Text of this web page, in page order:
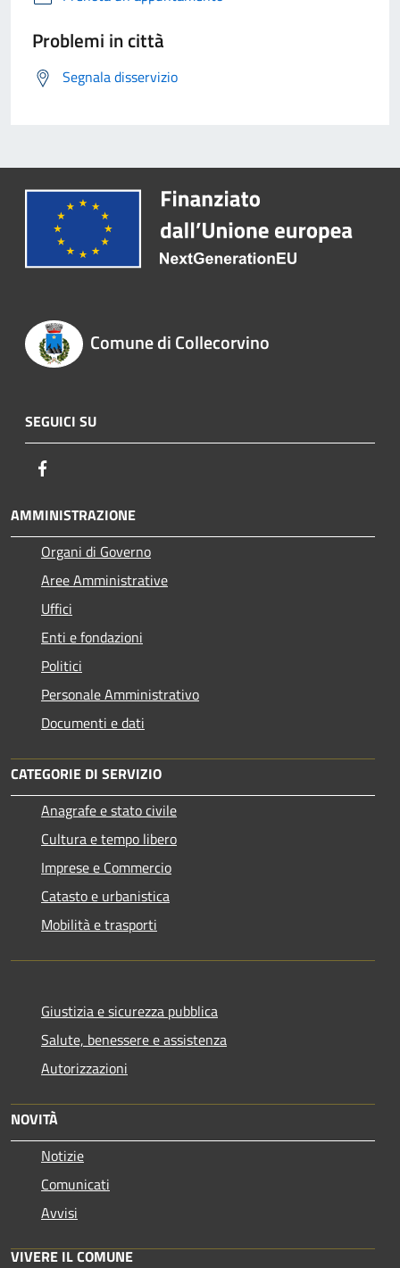
Problemi in città
Segnala disservizio
Comune di Collecorvino
SEGUICI SU
AMMINISTRAZIONE
Organi di Governo
Aree Amministrative
Uffici
Enti e fondazioni
Politici
Personale Amministrativo
Documenti e dati
CATEGORIE DI SERVIZIO
Anagrafe e stato civile
Cultura e tempo libero
Imprese e Commercio
Catasto e urbanistica
Mobilità e trasporti
Giustizia e sicurezza pubblica
Salute, benessere e assistenza
Autorizzazioni
NOVITÀ
Notizie
Comunicati
Avvisi
VIVERE IL COMUNE